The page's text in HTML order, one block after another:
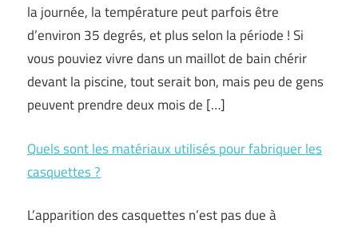
la journée, la température peut parfois être
d’environ 35 degrés, et plus selon la période ! Si
vous pouviez vivre dans un maillot de bain chérir
devant la piscine, tout serait bon, mais peu de gens
peuvent prendre deux mois de […]
Quels sont les matériaux utilisés pour fabriquer les
casquettes ?
L’apparition des casquettes n’est pas due à